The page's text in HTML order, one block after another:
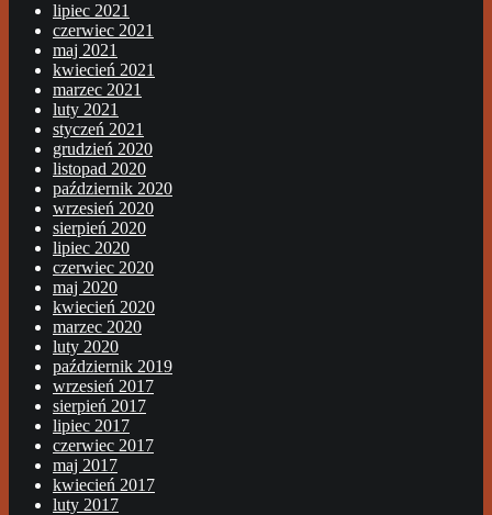
lipiec 2021
czerwiec 2021
maj 2021
kwiecień 2021
marzec 2021
luty 2021
styczeń 2021
grudzień 2020
listopad 2020
październik 2020
wrzesień 2020
sierpień 2020
lipiec 2020
czerwiec 2020
maj 2020
kwiecień 2020
marzec 2020
luty 2020
październik 2019
wrzesień 2017
sierpień 2017
lipiec 2017
czerwiec 2017
maj 2017
kwiecień 2017
luty 2017